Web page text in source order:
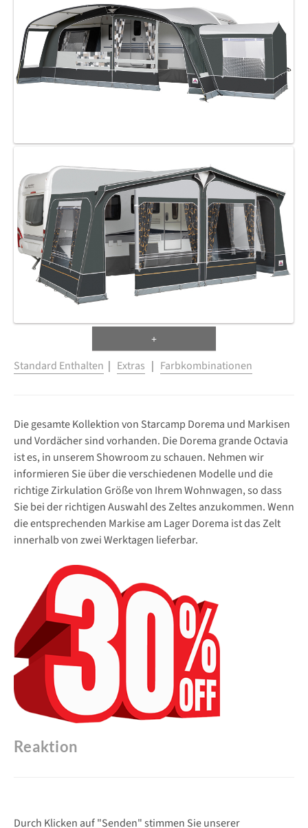
+
Standard Enthalten | Extras | Farbkombinationen
Die gesamte Kollektion von Starcamp Dorema und Markisen
und Vordächer sind vorhanden. Die Dorema grande Octavia
ist es, in unserem Showroom zu schauen. Nehmen wir
informieren Sie über die verschiedenen Modelle und die
richtige Zirkulation Größe von Ihrem Wohnwagen, so dass
Sie bei der richtigen Auswahl des Zeltes anzukommen. Wenn
die entsprechenden Markise am Lager Dorema ist das Zelt
innerhalb von zwei Werktagen lieferbar.
Reaktion
Durch Klicken auf "Senden" stimmen Sie unserer